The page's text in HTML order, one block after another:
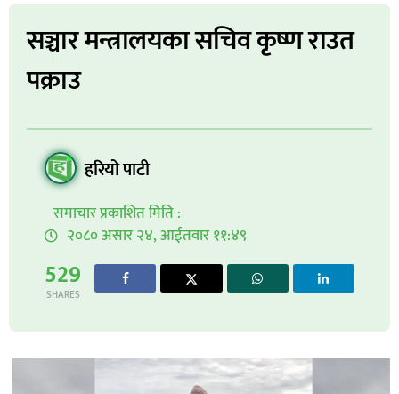
सञ्चार मन्त्रालयका सचिव कृष्ण राउत
पक्राउ
हरियो पाटी
समाचार प्रकाशित मिति :
२०८० असार २४, आईतवार ११:४९
529
SHARES